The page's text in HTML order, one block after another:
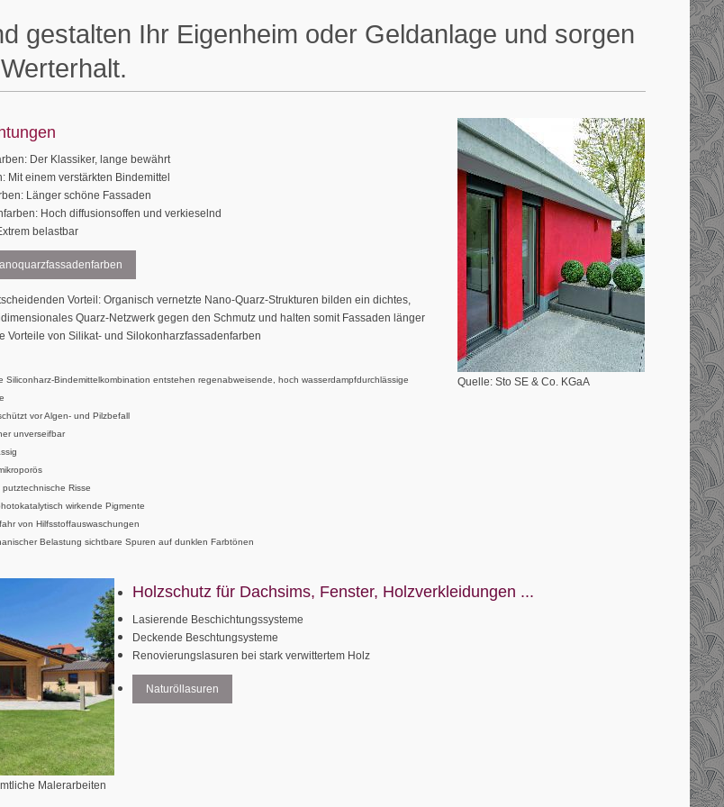
gestalten Ihr Eigenheim oder Geldanlage und sorgen
Quelle: Sto SE & Co. KGaA
Der Klassiker, lange bewährt
Mit einem verstärkten Bindemittel
Länger schöne Fassaden
Hoch diffusionsoffen und verkieselnd
belastbar
Vorteil: Organisch vernetzte Nano-Quarz-Strukturen bilden ein dichtes,
Quarz-Netzwerk gegen den Schmutz und halten somit Fassaden länger
Vorteile von Silikat- und Silokonharzfassadenfarben
Siliconharz-Binde­mittelkombination entstehen regen­abweisende, hoch wasserdampfdurch­lässige
vor Algen- und Pilzbefall
unverseifbar
Risse
wirkende Pigmente
von Hilfsstoffauswaschungen
Belastung sichtbare Spuren auf dunklen Farbtönen
Malerarbeiten
Holzschutz für Dachsims, Fenster, Holzverkleidungen ...
Lasierende Beschichtungssysteme
Deckende Beschtungsysteme
Renovierungslasuren bei stark verwittertem Holz
Naturöllasuren